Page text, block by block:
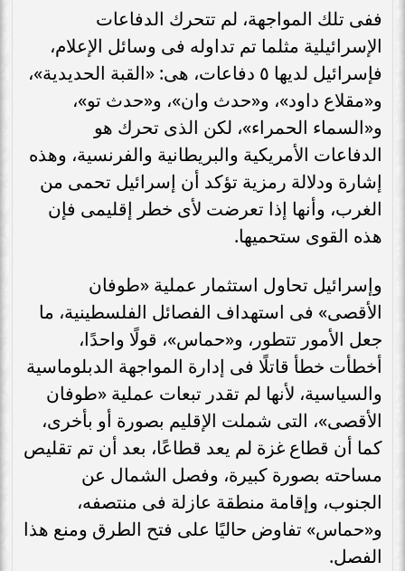
ففى تلك المواجهة، لم تتحرك الدفاعات
الإسرائيلية مثلما تم تداوله فى وسائل الإعلام،
فإسرائيل لديها ٥ دفاعات، هى: «القبة الحديدية»،
و«مقلاع داود»، و«حدث وان»، و«حدث تو»،
و«السماء الحمراء»، لكن الذى تحرك هو
الدفاعات الأمريكية والبريطانية والفرنسية، وهذه
إشارة ودلالة رمزية تؤكد أن إسرائيل تحمى من
الغرب، وأنها إذا تعرضت لأى خطر إقليمى فإن
هذه القوى ستحميها.
وإسرائيل تحاول استثمار عملية «طوفان
الأقصى» فى استهداف الفصائل الفلسطينية، ما
جعل الأمور تتطور، و«حماس»، قولًا واحدًا،
أخطأت خطأ قاتلًا فى إدارة المواجهة الدبلوماسية
والسياسية، لأنها لم تقدر تبعات عملية «طوفان
الأقصى»، التى شملت الإقليم بصورة أو بأخرى،
كما أن قطاع غزة لم يعد قطاعًا، بعد أن تم تقليص
مساحته بصورة كبيرة، وفصل الشمال عن
الجنوب، وإقامة منطقة عازلة فى منتصفه،
و«حماس» تفاوض حاليًا على فتح الطرق ومنع هذا
الفصل.